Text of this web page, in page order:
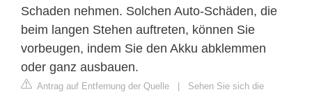
Schaden nehmen. Solchen Auto-Schäden, die
beim langen Stehen auftreten, können Sie
vorbeugen, indem Sie den Akku abklemmen
oder ganz ausbauen.
Antrag auf Entfernung der Quelle | Sehen Sie sich die